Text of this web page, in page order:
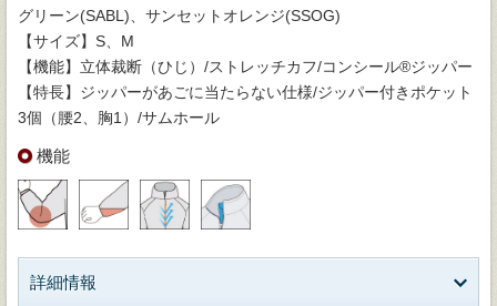
グリーン(SABL)、サンセットオレンジ(SSOG)
【サイズ】S、M
【機能】立体裁断（ひじ）/ストレッチカフ/コンシール®ジッパー
【特長】ジッパーがあごに当たらない仕様/ジッパー付きポケット
3個（腰2、胸1）/サムホール
機能
詳細情報